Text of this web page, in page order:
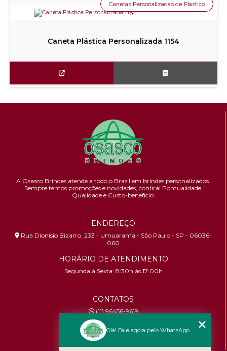
Caneta Plástica Personalizada 1154
Canetas Personalizadas de Plástico
A Osasco Brindes atende a todo o Brasil em brindes personalizados.
Sempre temos promoções e novidades, confira! Pontualidade,
Qualidade e Custo-benefício.
ENDEREÇO
Rua Dionísio Bizarro, 233 - Umuarama - São Paulo - SP - 06036-
060
HORÁRIO DE ATENDIMENTO
Segunda à Sexta: 8:30h às 17:00h
CONTATOS
(11) 96456-9619
contato@osascobrindes.com.br
CNPJ:26.434.153/0001-30
Olá! Fale agora pelo WhatsApp